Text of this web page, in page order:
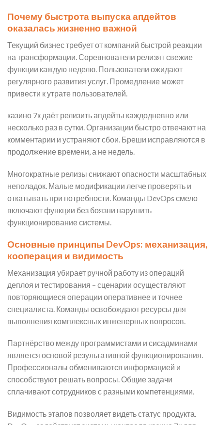
Почему быстрота выпуска апдейтов
оказалась жизненно важной
Текущий бизнес требует от компаний быстрой реакции
на трансформации. Соревнователи релизят свежие
функции каждую неделю. Пользователи ожидают
регулярного развития услуг. Промедление может
привести к утрате пользователей.
казино 7к даёт релизить апдейты каждодневно или
несколько раз в сутки. Организации быстро отвечают на
комментарии и устраняют сбои. Бреши исправляются в
продолжение времени, а не недель.
Многократные релизы снижают опасности масштабных
неполадок. Малые модификации легче проверять и
откатывать при потребности. Команды DevOps смело
включают функции без боязни нарушить
функционирование системы.
Основные принципы DevOps: механизация,
кооперация и видимость
Механизация убирает ручной работу из операций
деплоя и тестирования – сценарии осуществляют
повторяющиеся операции оперативнее и точнее
специалиста. Команды освобождают ресурсы для
выполнения комплексных инженерных вопросов.
Партнёрство между программистами и сисадминами
является основой результативной функционирования.
Профессионалы обмениваются информацией и
способствуют решать вопросы. Общие задачи
сплачивают сотрудников с разными компетенциями.
Видимость этапов позволяет видеть статус продукта.